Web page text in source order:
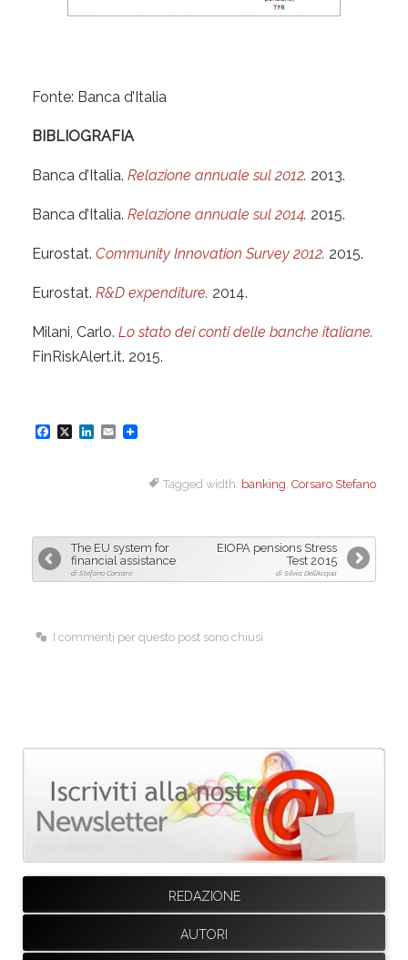
Fonte: Banca d’Italia
BIBLIOGRAFIA
Banca d’Italia. Relazione annuale sul 2012. 2013.
Banca d’Italia. Relazione annuale sul 2014. 2015.
Eurostat. Community Innovation Survey 2012. 2015.
Eurostat. R&D expenditure. 2014.
Milani, Carlo. Lo stato dei conti delle banche italiane.
FinRiskAlert.it. 2015.
F
b
o
o
X
L
e
d
I
E
l
Tagged width: banking Corsaro Stefano
The EU system for
financial assistance
di Stefano Corsaro
EIOPA pensions Stress
Test 2015
di Silvia Dell’Acqua
I commenti per questo post sono chiusi
REDAZIONE
AUTORI